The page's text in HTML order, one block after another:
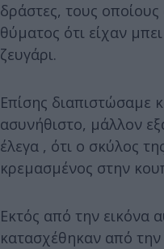
δράστες, τους
θύματος ότι είχαν
ζευγάρι.
Επίσης διαπιστώσαμε
ασυνήθιστο, μάλλον
έλεγα , ότι ο σκύλος
κρεμασμένος στην
Εκτός από την εικόνα
κατασχέθηκαν από